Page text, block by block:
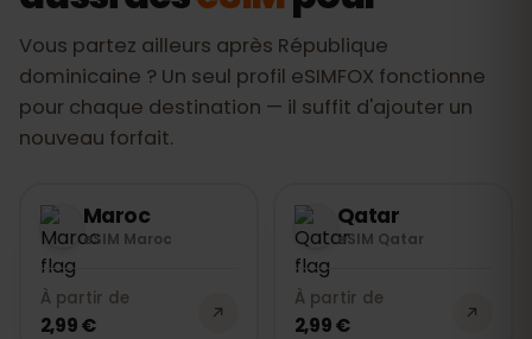
Vous partez ailleurs après République
dominicaine ? Un seul profil eSIMFOX fonctionne
pour chaque destination — il suffit d'ajouter un
nouveau forfait.
Maroc
eSIM Maroc
À partir de
2,99 €
Qatar
eSIM Qatar
À partir de
2,99 €